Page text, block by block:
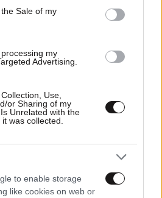
Sale of my
my
Advertising.
Use,
or Sharing of my
Unrelated with the
was collected.
to enable storage
like cookies on web or
με το ΠΑΣΟΚ | Κάτι δυνατό